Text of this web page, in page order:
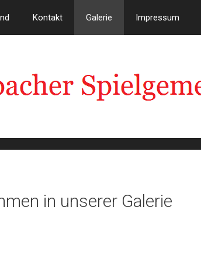
Kontakt Galerie Impressum
in unserer Galerie